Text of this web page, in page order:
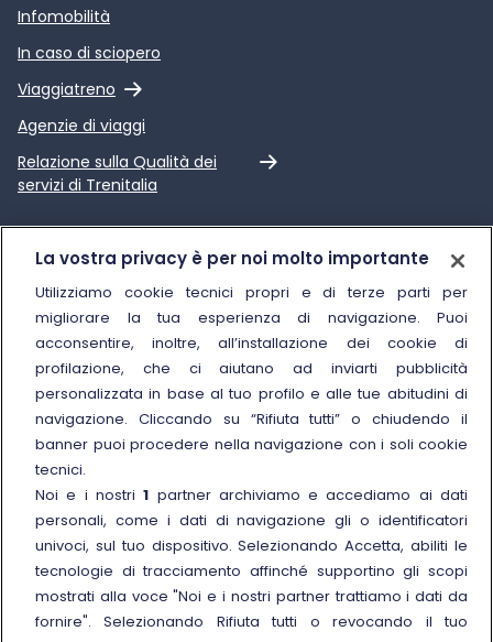
Infomobilità
In caso di sciopero
Viaggiatreno
Link esterno
Agenzie di viaggi
Relazione sulla Qualità dei
servizi di Trenitalia
Link esterno
Chi siamo
Sostenibilità
Trenitalia for Business
Manuale di Conservazione
Link esterno
Carriere
Link esterno
La Freccia Mag
Link esterno
Noleggia un treno charter
Viaggi di gruppo
La vostra privacy è per noi molto importante
Utilizziamo cookie tecnici propri e di terze parti per
migliorare la tua esperienza di navigazione. Puoi
acconsentire, inoltre, all’installazione dei cookie di
profilazione, che ci aiutano ad inviarti pubblicità
personalizzata in base al tuo profilo e alle tue abitudini di
navigazione. Cliccando su “Rifiuta tutti” o chiudendo il
banner puoi procedere nella navigazione con i soli cookie
tecnici.
Noi e i nostri1 partner archiviamo e accediamo ai dati
personali, come i dati di navigazione gli o identificatori
univoci, sul tuo dispositivo. Selezionando Accetta, abiliti le
tecnologie di tracciamento affinché supportino gli scopi
mostrati alla voce "Noi e i nostri partner trattiamo i dati da
fornire". Selezionando Rifiuta tutti o revocando il tuo